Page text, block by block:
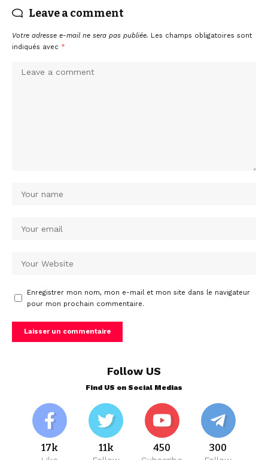
Leave a comment
Votre adresse e-mail ne sera pas publiée. Les champs obligatoires sont
indiqués avec *
Enregistrer mon nom, mon e-mail et mon site dans le navigateur
pour mon prochain commentaire.
Follow US
Find US on Social Medias
17k 11k 450 300